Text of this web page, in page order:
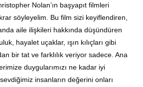
Nolan’ın başyapıt filmleri
söyleyelim. Bu film sizi keyiflendiren,
aile ilişkileri hakkında düşündüren
hayalet uçaklar, ışın kılıçları gibi
bir tat ve farklılık veriyor sadece. Ana
duygularımızı ne kadar iyi
insanların değerini onları